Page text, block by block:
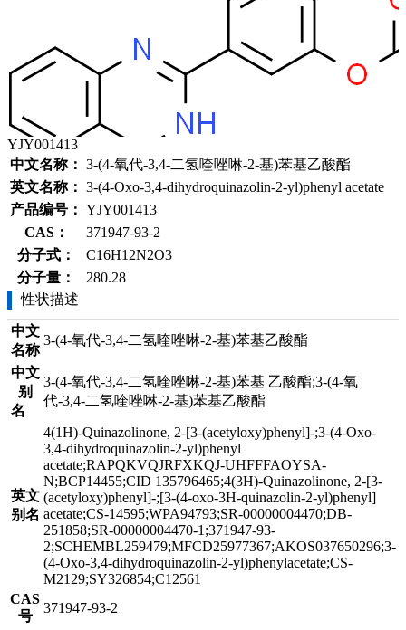
YJY001413
中文名称： 3-(4-氧代-3,4-二氢喹唑啉-2-基)苯基乙酸酯
英文名称： 3-(4-Oxo-3,4-dihydroquinazolin-2-yl)phenyl acetate
产品编号： YJY001413
CAS：
371947-93-2
分子式：
C16H12N2O3
分子量：
280.28
性状描述
中文
名称
3-(4-氧代-3,4-二氢喹唑啉-2-基)苯基乙酸酯
中文
别
名
3-(4-氧代-3,4-二氢喹唑啉-2-基)苯基 乙酸酯;3-(4-氧
代-3,4-二氢喹唑啉-2-基)苯基乙酸酯
英文
别名
4(1H)-Quinazolinone, 2-[3-(acetyloxy)phenyl]-;3-(4-Oxo-
3,4-dihydroquinazolin-2-yl)phenyl
acetate;RAPQKVQJRFXKQJ-UHFFFAOYSA-
N;BCP14455;CID 135796465;4(3H)-Quinazolinone, 2-[3-
(acetyloxy)phenyl]-;[3-(4-oxo-3H-quinazolin-2-yl)phenyl]
acetate;CS-14595;WPA94793;SR-00000004470;DB-
251858;SR-00000004470-1;371947-93-
2;SCHEMBL259479;MFCD25977367;AKOS037650296;3-
(4-Oxo-3,4-dihydroquinazolin-2-yl)phenylacetate;CS-
M2129;SY326854;C12561
CAS
号
371947-93-2